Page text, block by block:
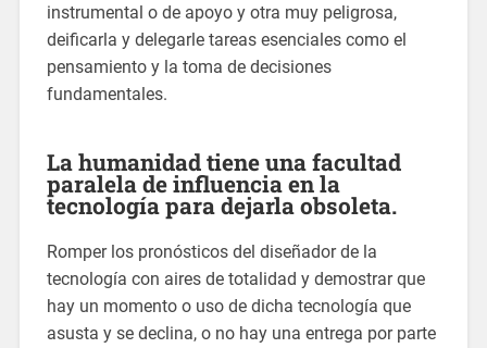
instrumental o de apoyo y otra muy peligrosa,
deificarla y delegarle tareas esenciales como el
pensamiento y la toma de decisiones
fundamentales.
La humanidad tiene una facultad
paralela de influencia en la
tecnología para dejarla obsoleta.
Romper los pronósticos del diseñador de la
tecnología con aires de totalidad y demostrar que
hay un momento o uso de dicha tecnología que
asusta y se declina, o no hay una entrega por parte